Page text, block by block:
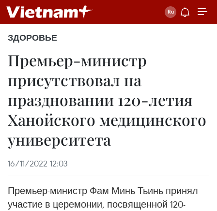
ЗДОРОВЬЕ
Премьер-министр
присутствовал на
праздновании 120-летия
Ханойского медицинского
университета
16/11/2022 12:03
Премьер-министр Фам Минь Тьинь принял
участие в церемонии, посвященной 120-